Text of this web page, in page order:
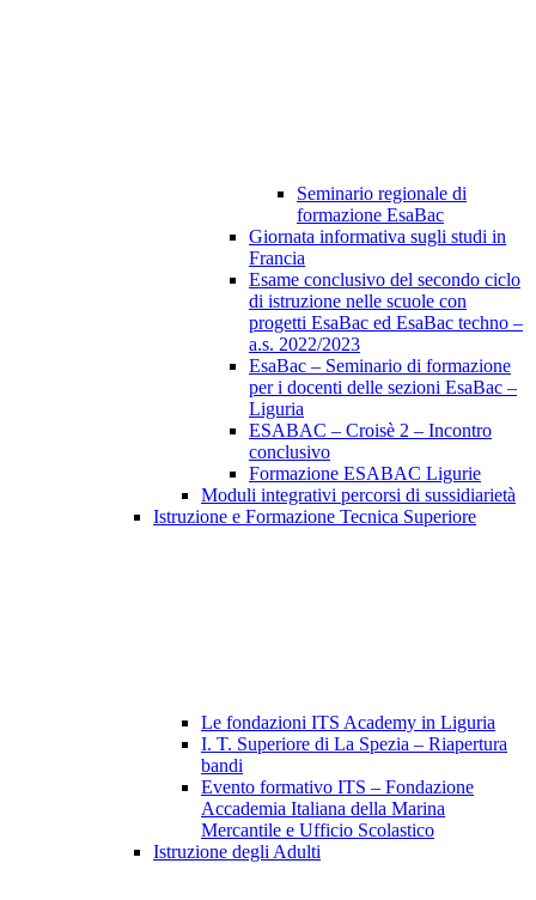
Seminario regionale di
formazione EsaBac
Giornata informativa sugli studi in
Francia
Esame conclusivo del secondo ciclo
di istruzione nelle scuole con
progetti EsaBac ed EsaBac techno –
a.s. 2022/2023
EsaBac – Seminario di formazione
per i docenti delle sezioni EsaBac –
Liguria
ESABAC – Croisè 2 – Incontro
conclusivo
Formazione ESABAC Ligurie
Moduli integrativi percorsi di sussidiarietà
Istruzione e Formazione Tecnica Superiore
Le fondazioni ITS Academy in Liguria
I. T. Superiore di La Spezia – Riapertura
bandi
Evento formativo ITS – Fondazione
Accademia Italiana della Marina
Mercantile e Ufficio Scolastico
Istruzione degli Adulti